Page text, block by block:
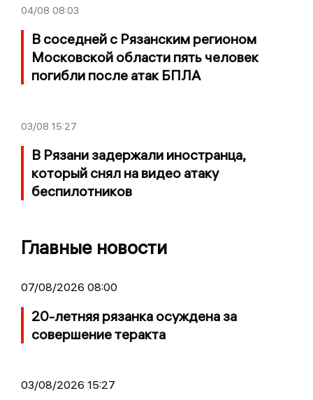
04/08 08:03
В соседней с Рязанским регионом
Московской области пять человек
погибли после атак БПЛА
03/08 15:27
В Рязани задержали иностранца,
который снял на видео атаку
беспилотников
Главные новости
07/08/2026 08:00
20-летняя рязанка осуждена за
совершение теракта
03/08/2026 15:27